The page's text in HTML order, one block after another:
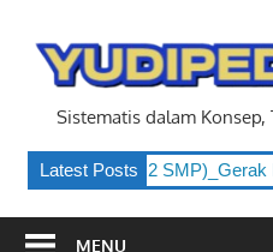
content
Sistematis dalam
Latest Posts
Kelas 8 (Kelas 2 SMP)_Gerak
MENU